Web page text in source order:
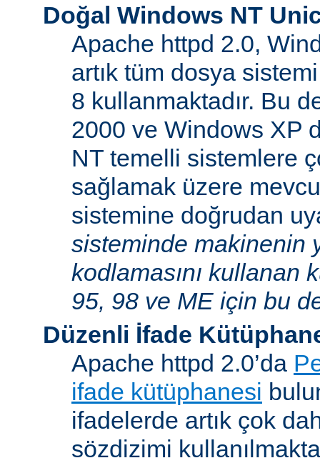
Doğal Windows NT
Apache httpd 2.0,
artık tüm dosya
8 kullanmaktadır. Bu
2000 ve Windows XP
NT temelli sistemlere
sağlamak üzere
sistemine doğrudan
sisteminde makinenin
kodlamasını kullanan
95, 98 ve ME için bu
Düzenli İfade
Apache httpd 2.0’da
ifade kütüphanesi
ifadelerde artık çok
sözdizimi